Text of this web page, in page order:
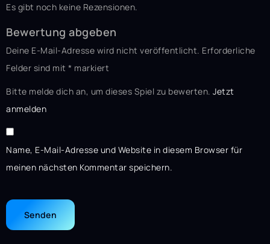
Es gibt noch keine Rezensionen.
Bewertung abgeben
Deine E-Mail-Adresse wird nicht veröffentlicht. Erforderliche
Felder sind mit * markiert
Bitte melde dich an, um dieses Spiel zu bewerten. Jetzt
anmelden
Name, E-Mail-Adresse und Website in diesem Browser für
meinen nächsten Kommentar speichern.